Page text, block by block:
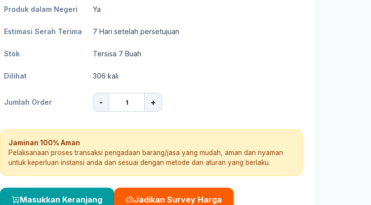
Produk dalam Negeri Ya
Estimasi Serah Terima 7 Hari setelah persetujuan
Stok Tersisa 7 Buah
Dilihat 306 kali
Jumlah Order - +
Jaminan 100% Aman
Pelaksanaan proses transaksi pengadaan barang/jasa yang mudah, aman dan nyaman
untuk keperluan instansi anda dan sesuai dengan metode dan aturan yang berlaku.
Masukkan Keranjang Jadikan Survey Harga